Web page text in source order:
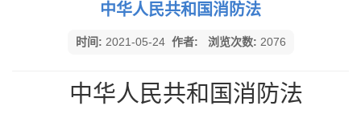
中华人民共和国消防法
时间: 2021-05-24 作者: 浏览次数: 2076
中华人民共和国消防法